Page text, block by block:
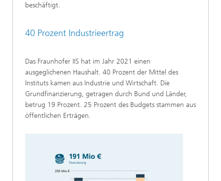
beschäftigt.
40 Prozent Industrieertrag
Das Fraunhofer IIS hat im Jahr 2021 einen
ausgeglichenen Haushalt. 40 Prozent der Mittel des
Instituts kamen aus Industrie und Wirtschaft. Die
Grundfinanzierung, getragen durch Bund und Länder,
betrug 19 Prozent. 25 Prozent des Budgets stammen aus
öffentlichen Erträgen.